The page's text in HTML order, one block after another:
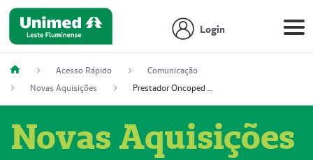
Login
Acesso Rápido
Comunicação
Novas Aquisições
Prestador Oncoped Serviços Médicos (51004335-0)
Novas Aquisições